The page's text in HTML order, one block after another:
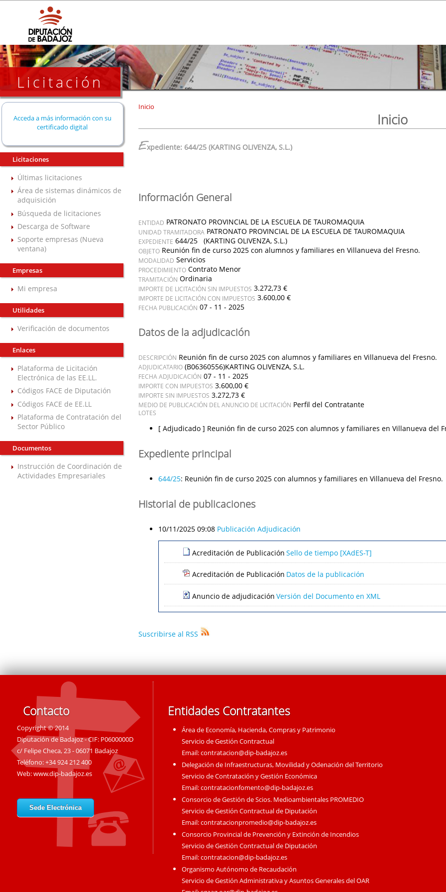
Licitación
Acceda a más información con su
certificado digital
Licitaciones
Últimas licitaciones
Área de sistemas dinámicos de
adquisición
Búsqueda de licitaciones
Descarga de Software
Soporte empresas (Nueva
ventana)
Empresas
Mi empresa
Utilidades
Verificación de documentos
Enlaces
Plataforma de Licitación
Electrónica de las EE.LL.
Códigos FACE de Diputación
Códigos FACE de EE.LL
Plataforma de Contratación del
Sector Público
Documentos
Instrucción de Coordinación de
Actividades Empresariales
Inicio
Inicio
Expediente: 644/25 (KARTING OLIVENZA, S.L.)
Información General
ENTIDAD PATRONATO PROVINCIAL DE LA ESCUELA DE TAUROMAQUIA
UNIDAD TRAMITADORA PATRONATO PROVINCIAL DE LA ESCUELA DE TAUROMAQUIA
EXPEDIENTE 644/25 (KARTING OLIVENZA, S.L.)
OBJETO Reunión fin de curso 2025 con alumnos y familiares en Villanueva del Fresno.
MODALIDAD Servicios
PROCEDIMIENTO Contrato Menor
TRAMITACIÓN Ordinaria
IMPORTE DE LICITACIÓN SIN IMPUESTOS 3.272,73 €
IMPORTE DE LICITACIÓN CON IMPUESTOS 3.600,00 €
FECHA PUBLICACIÓN 07 - 11 - 2025
Datos de la adjudicación
DESCRIPCIÓN Reunión fin de curso 2025 con alumnos y familiares en Villanueva del Fresno.
ADJUDICATARIO (B06360556)KARTING OLIVENZA, S.L.
FECHA ADJUDICACIÓN 07 - 11 - 2025
IMPORTE CON IMPUESTOS 3.600,00 €
IMPORTE SIN IMPUESTOS 3.272,73 €
MEDIO DE PUBLICACIÓN DEL ANUNCIO DE LICITACIÓN Perfil del Contratante
LOTES
[ Adjudicado ] Reunión fin de curso 2025 con alumnos y familiares en Villanueva del
Expediente principal
644/25: Reunión fin de curso 2025 con alumnos y familiares en Villanueva del Fresno.
Historial de publicaciones
10/11/2025 09:08 Publicación Adjudicación
Acreditación de Publicación Sello de tiempo [XAdES-T]
Acreditación de Publicación Datos de la publicación
Anuncio de adjudicación Versión del Documento en XML
Suscribirse al RSS
Contacto
Copyright © 2014
Diputación de Badajoz - CIF: P0600000D
c/ Felipe Checa, 23 - 06071 Badajoz
Teléfono: +34 924 212 400
Web:www.dip-badajoz.es
Sede Electrónica
Entidades Contratantes
Área de Economía, Hacienda, Compras y Patrimonio
Servicio de Gestión Contractual
Email:contratacion@dip-badajoz.es
Delegación de Infraestructuras, Movilidad y Odenación del Territorio
Servicio de Contratación y Gestión Económica
Email:contratacionfomento@dip-badajoz.es
Consorcio de Gestión de Scios. Medioambientales PROMEDIO
Servicio de Gestión Contractual de Diputación
Email:contratacionpromedio@dip-badajoz.es
Consorcio Provincial de Prevención y Extinción de Incendios
Servicio de Gestión Contractual de Diputación
Email:contratacion@dip-badajoz.es
Organismo Autónomo de Recaudación
Servicio de Gestión Administrativa y Asuntos Generales del OAR